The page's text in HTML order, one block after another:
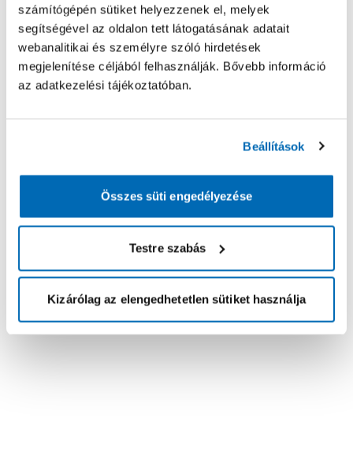
számítógépén sütiket helyezzenek el, melyek
segítségével az oldalon tett látogatásának adatait
webanalitikai és személyre szóló hirdetések
megjelenítése céljából felhasználják. Bővebb információ
az adatkezelési tájékoztatóban.
Beállítások
Összes süti engedélyezése
Testre szabás
Kizárólag az elengedhetetlen sütiket használja